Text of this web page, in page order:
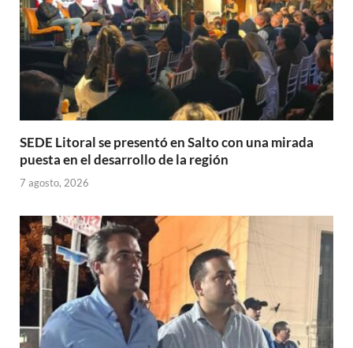
SEDE Litoral se presentó en Salto con una mirada
puesta en el desarrollo de la región
7 agosto, 2026